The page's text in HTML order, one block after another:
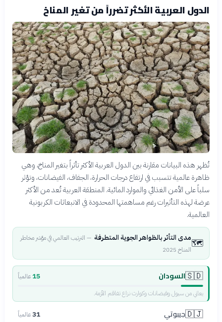
الدول العربية الأكثر تضرراً من تغير المناخ
تُظهر هذه البيانات مقارنة بين الدول العربية الأكثر تأثراً بتغير المناخ، وهي
ظاهرة عالمية تتسبب في ارتفاع درجات الحرارة، الجفاف، الفيضانات، وتؤثر
سلباً على الأمن الغذائي والموارد المائية. المنطقة العربية تُعد من الأكثر
عرضة لهذه التأثيرات رغم مساهمتها المحدودة في الانبعاثات الكربونية
العالمية.
🗺️مدى التأثر بالظواهر الجوية المتطرفة — الترتيب العالمي في مؤشر مخاطر
المناخ 2025
🇸🇩السودان 15عالمياً
يعاني من سيول وفيضانات وكوارث نزاع تفاقم الأزمة.
🇩🇯جيبوتي 31عالمياً